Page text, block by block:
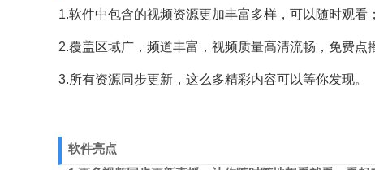
1.软件中包含的视频资源更加丰富多样，可以随时观看；
2.覆盖区域广，频道丰富，视频质量高清流畅，免费点
3.所有资源同步更新，这么多精彩内容可以等你发现。
软件亮点